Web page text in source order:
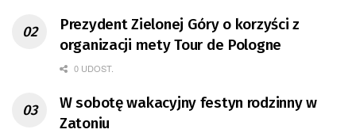
Prezydent Zielonej Góry o korzyści z
organizacji mety Tour de Pologne
0 UDOST.
W sobotę wakacyjny festyn rodzinny w
Zatoniu